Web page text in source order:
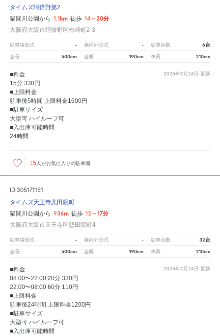
タイムズ阿倍野第2
猫間川公園から 1.1km 徒歩 14～20分
大阪府大阪市阿倍野区松崎町2-3
駐車場形式 - 屋内外形式 - 駐車台数 6台
全長 500cm 全幅 190cm 車高 210cm
2026年7月24日 更新
■料金
15分 330円
■上限料金
駐車後5時間 上限料金1600円
■駐車サイズ
大型可 ハイルーフ可
■入出庫可能時間
24時間
15人がお気に入りの駐車場
ID:305171151
タイムズ天王寺悲田院町
猫間川公園から 936m 徒歩 12～17分
大阪府大阪市天王寺区悲田院町4
駐車場形式 - 屋内外形式 - 駐車台数 32台
全長 500cm 全幅 190cm 車高 210cm
2026年7月24日 更新
■料金
08:00〜22:00 20分 330円
22:00〜08:00 60分 110円
■上限料金
駐車後24時間 上限料金1200円
■駐車サイズ
大型可 ハイルーフ可
■入出庫可能時間